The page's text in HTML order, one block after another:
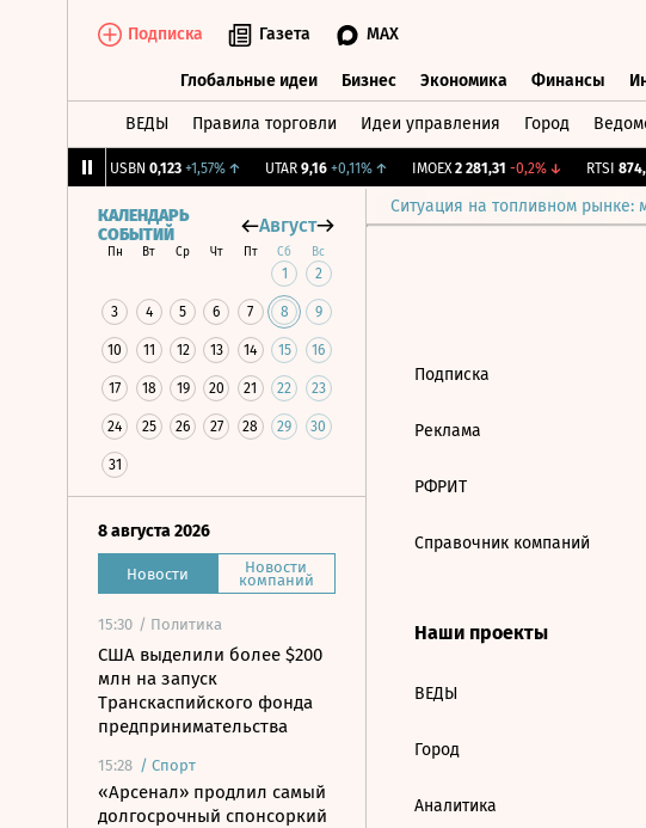
Подписка Газета MAX
Глобальные идеи Бизнес Экономика Финансы
ВЕДЫ Правила торговли Идеи управления Город
USBN 0,123 +1,57%↑ UTAR 9,16 +0,11%↑ IMOEX 2 281,31 -0,2%↓ RTSI
Ситуация на топливном рынке:
КАЛЕНДАРЬ
СОБЫТИЙ
Август
Пн Вт Ср Чт Пт Сб Вс
1 2
3 4 5 6 7 8 9
10 11 12 13 14 15 16
17 18 19 20 21 22 23
24 25 26 27 28 29 30
31
8 августа 2026
Новости Новости
компаний
15:30 / Политика
США выделили более $200
млн на запуск
Транскаспийского фонда
предпринимательства
15:28 / Спорт
«Арсенал» продлил самый
долгосрочный спонсоркий
Подписка
Реклама
РФРИТ
Справочник компаний
Наши проекты
ВЕДЫ
Город
Аналитика